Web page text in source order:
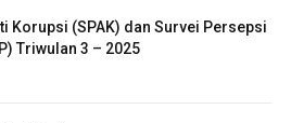
Korupsi (SPAK) dan Survei Persepsi
Triwulan 3 – 2025